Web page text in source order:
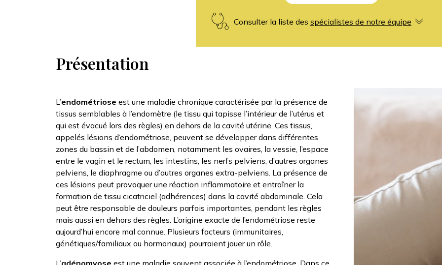
Consulter la liste des spécialistes de notre équipe
Présentation
L’endométriose est une maladie chronique caractérisée par la présence de
tissus semblables à l’endomètre (le tissu qui tapisse l’intérieur de l’utérus et
qui est évacué lors des règles) en dehors de la cavité utérine. Ces tissus,
appelés lésions d’endométriose, peuvent se développer dans différentes
zones du bassin et de l’abdomen, notamment les ovaires, la vessie, l’espace
entre le vagin et le rectum, les intestins, les nerfs pelviens, d’autres organes
pelviens, le diaphragme ou d’autres organes extra-pelviens. La présence de
ces lésions peut provoquer une réaction inflammatoire et entraîner la
formation de tissu cicatriciel (adhérences) dans la cavité abdominale. Cela
peut être responsable de douleurs parfois importantes, pendant les règles
mais aussi en dehors des règles. L’origine exacte de l’endométriose reste
aujourd’hui encore mal connue. Plusieurs facteurs (immunitaires,
génétiques/familiaux ou hormonaux) pourraient jouer un rôle.